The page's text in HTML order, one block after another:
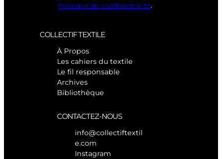
Politique de confidentialité.
COLLECTIF TEXTILE
À Propos
Les cahiers du textile
Le fil responsable
Archives
Bibliothèque
CONTACTEZ-NOUS
info@collectiftextil
e.com
Instagram